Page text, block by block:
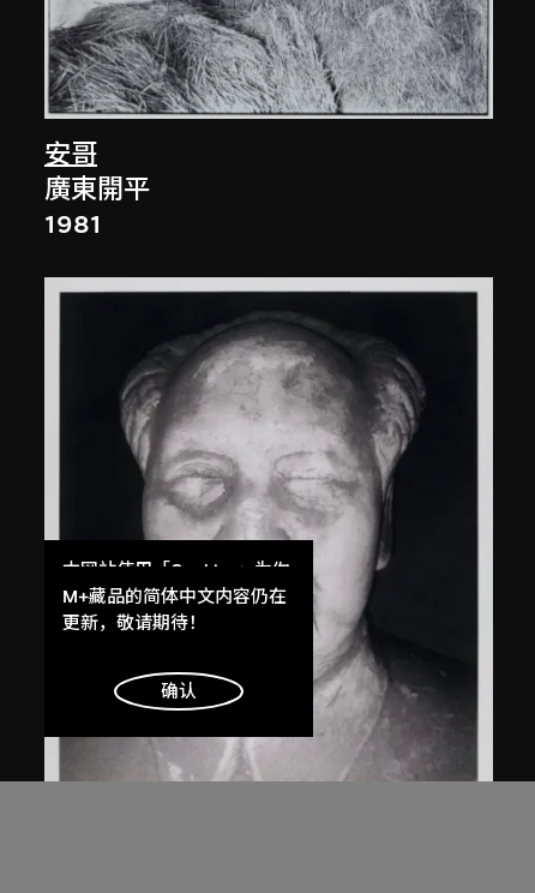
安哥
廣東開平
1981
本网站使用「Cookies」为你
提供最好的网站体验。
了解更多
明白
M+藏品的简体中文内容仍在
更新，敬请期待！
确认